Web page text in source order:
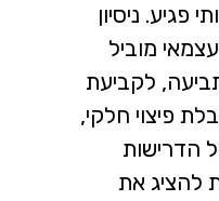
ניסיון
מוביל
לקביעת
פיצוי חלקי,
הדרישות
להציג את